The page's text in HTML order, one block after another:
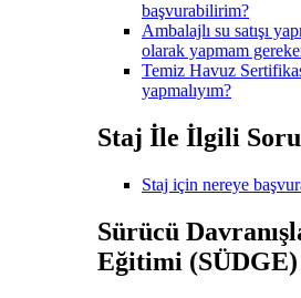
başvurabilirim?
Ambalajlı su satışı
olarak yapmam
Temiz Havuz
yapmalıyım?
Staj İle İlgili
Staj için nereye
Sürücü
Eğitimi